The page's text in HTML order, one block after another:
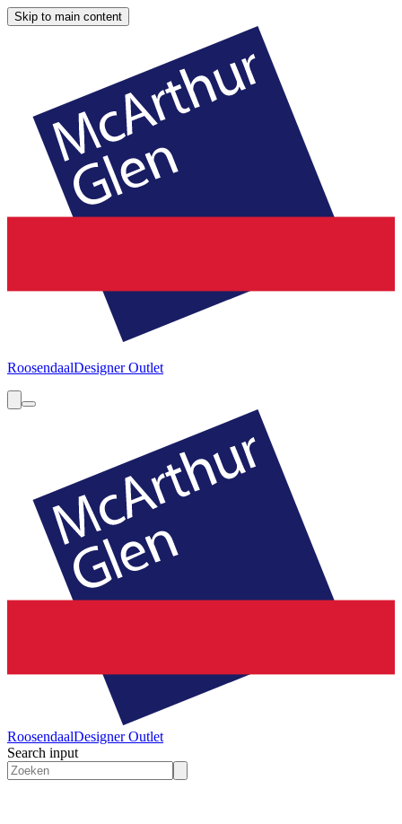
Skip to main content
RoosendaalDesigner Outlet
RoosendaalDesigner Outlet
Search input